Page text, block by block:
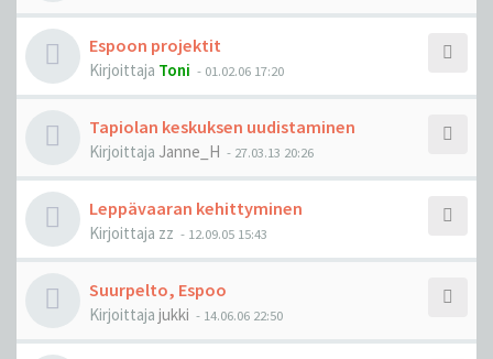
Espoon projektit
Kirjoittaja Toni - 01.02.06 17:20
Tapiolan keskuksen uudistaminen
Kirjoittaja Janne_H - 27.03.13 20:26
Leppävaaran kehittyminen
Kirjoittaja zz - 12.09.05 15:43
Suurpelto, Espoo
Kirjoittaja jukki - 14.06.06 22:50